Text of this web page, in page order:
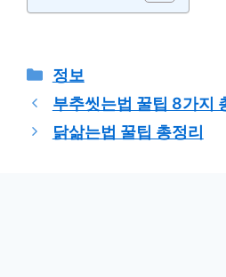
카
테
고
리
정보
부추씻는법 꿀팁 8가지
닭삶는법 꿀팁 총정리